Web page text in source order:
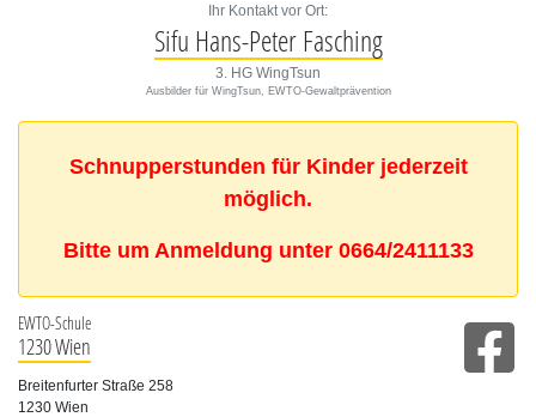
Ihr Kontakt vor Ort:
Sifu Hans-Peter Fasching
3. HG WingTsun
Ausbilder für WingTsun, EWTO-Gewaltprävention
Schnupperstunden für Kinder jederzeit
möglich.
Bitte um Anmeldung unter 0664/2411133
EWTO-Schule
1230 Wien
Breitenfurter Straße 258
1230 Wien